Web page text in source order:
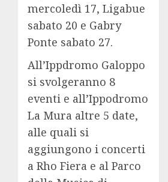
mercoledì 17, Ligabue
sabato 20 e Gabry
Ponte sabato 27.
All’Ippdromo Galoppo
si svolgeranno 8
eventi e all’Ippodromo
La Mura altre 5 date,
alle quali si
aggiungono i concerti
a Rho Fiera e al Parco